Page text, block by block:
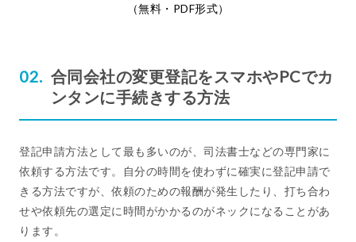
（無料・PDF形式）
合同会社の変更登記をスマホやPCでカ
ンタンに手続きする方法
登記申請方法として最も多いのが、司法書士などの専門家に
依頼する方法です。自分の時間を使わずに確実に登記申請で
きる方法ですが、依頼のための報酬が発生したり、打ち合わ
せや依頼先の選定に時間がかかるのがネックになることがあ
ります。